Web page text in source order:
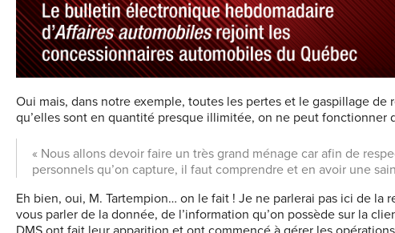
Oui mais, dans notre exemple, toutes les pertes et le gaspillage de
qu’elles sont en quantité presque illimitée, on ne peut fonctionner
« Nous allons devoir faire un très grand ménage car afin de
personnels qu’on capture, il faut comprendre et en avoir une
Eh bien, oui, M. Tartempion… on le fait ! Je ne parlerai pas ici de la
vous parler de la donnée, de l’information qu’on possède sur la